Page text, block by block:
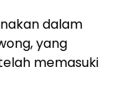
dalam
yang
memasuki